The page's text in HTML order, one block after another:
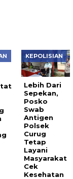
KEPOLISIAN
Lebih Dari
Sepekan,
Posko
Swab
Antigen
Polsek
Curug
Tetap
Layani
Masyarakat
Cek
Kesehatan